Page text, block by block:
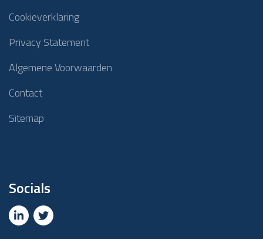
Cookieverklaring
Privacy Statement
Algemene Voorwaarden
Contact
Sitemap
Socials